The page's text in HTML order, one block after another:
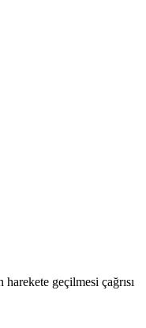
geçilmesi çağrısı